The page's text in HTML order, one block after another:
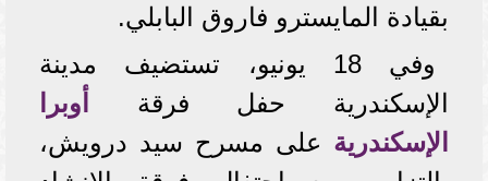
بقيادة المايسترو فاروق البابلي.
وفي 18 يونيو، تستضيف مدينة
الإسكندرية حفل فرقة
أوبرا
الإسكندرية على مسرح سيد درويش،